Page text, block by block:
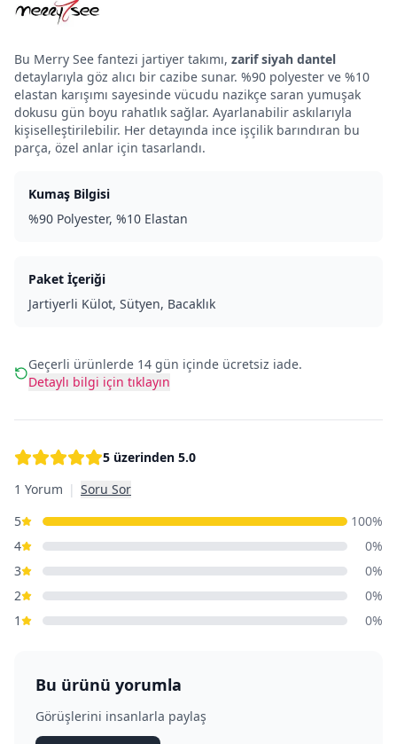
Bu Merry See fantezi jartiyer takımı, zarif siyah dantel
detaylarıyla göz alıcı bir cazibe sunar. %90 polyester ve %10
elastan karışımı sayesinde vücudu nazikçe saran yumuşak
dokusu gün boyu rahatlık sağlar. Ayarlanabilir askılarıyla
kişiselleştirilebilir. Her detayında ince işçilik barındıran bu
parça, özel anlar için tasarlandı.
Kumaş Bilgisi
%90 Polyester, %10 Elastan
Paket İçeriği
Jartiyerli Külot, Sütyen, Bacaklık
Geçerli ürünlerde 14 gün içinde ücretsiz iade.
Detaylı bilgi için tıklayın
5 üzerinden 5.0
1 Yorum | Soru Sor
5
100%
4
0%
3
0%
2
0%
1
0%
Bu ürünü yorumla
Görüşlerini insanlarla paylaş